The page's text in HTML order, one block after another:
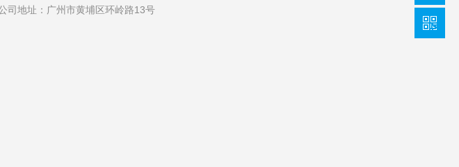
司地址： 广州市黄埔区环岭路13号